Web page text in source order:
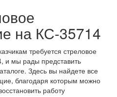
на КС-35714
требуется стреловое
и мы рады представить
Здесь вы найдете все
благодаря которым можно
работу